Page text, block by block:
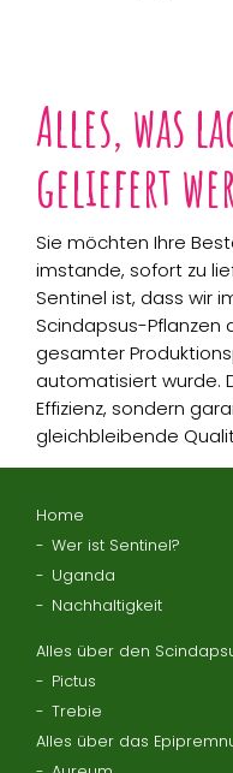
Alles, was
geliefert
Sie möchten Ihre
imstande, sofort zu
Sentinel ist, dass wir
Scindapsus-Pflanzen
gesamter
automatisiert wurde.
Effizienz, sondern
gleichbleibende
Home
Wer ist Sentinel?
Uganda
Nachhaltigkeit
Alles über den
Pictus
Trebie
Alles über das